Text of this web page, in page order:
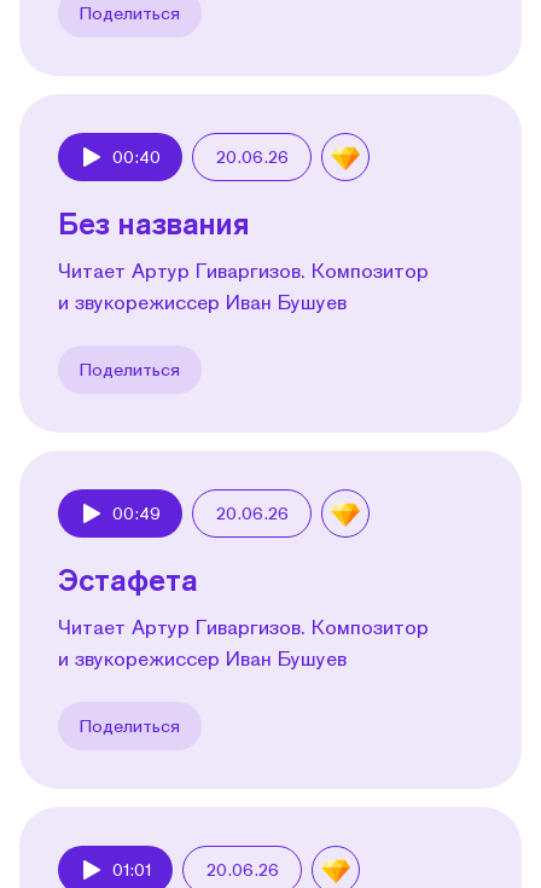
Поделиться
00:40 20.06.26
Без названия
Читает Артур Гиваргизов. Композитор
и звукорежиссер Иван Бушуев
Поделиться
00:49 20.06.26
Эстафета
Читает Артур Гиваргизов. Композитор
и звукорежиссер Иван Бушуев
Поделиться
01:01 20.06.26